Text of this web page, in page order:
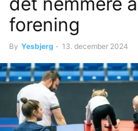
forening
By Yesbjerg - 13. december 2024